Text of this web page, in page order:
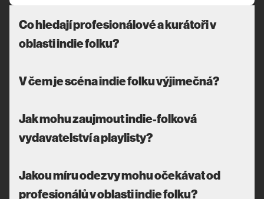
Co hledají profesionálové a kurátoři v
oblasti indie folku?
V čem je scéna indie folku výjimečná?
Jak mohu zaujmout indie-folková
vydavatelství a playlisty?
Jakou míru odezvy mohu očekávat od
profesionálů v oblasti indie folku?